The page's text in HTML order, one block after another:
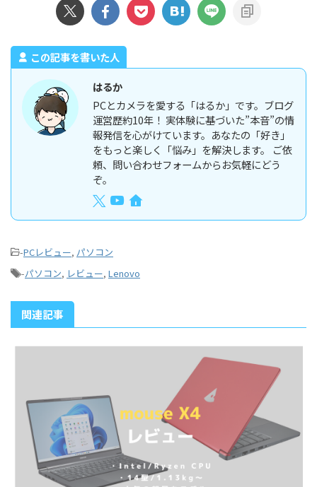
この記事を書いた人
はるか
PCとカメラを愛する「はるか」です。ブログ
運営歴約10年！ 実体験に基づいた”本音”の情
報発信を心がけています。あなたの「好き」
をもっと楽しく「悩み」を解決します。 ご依
頼、問い合わせフォームからお気軽にどう
ぞ。
-PCレビュー, パソコン
-パソコン, レビュー, Lenovo
関連記事